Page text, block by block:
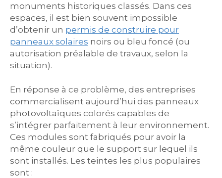
monuments historiques classés. Dans ces
espaces, il est bien souvent impossible
d’obtenir un permis de construire pour
panneaux solaires noirs ou bleu foncé (ou
autorisation préalable de travaux, selon la
situation).
En réponse à ce problème, des entreprises
commercialisent aujourd’hui des panneaux
photovoltaïques colorés capables de
s’intégrer parfaitement à leur environnement.
Ces modules sont fabriqués pour avoir la
même couleur que le support sur lequel ils
sont installés. Les teintes les plus populaires
sont :